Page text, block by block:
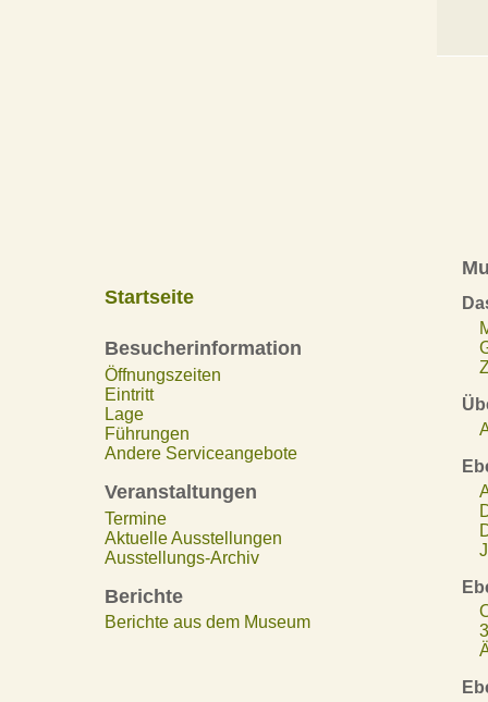
Startseite
Besucherinformation
Öffnungszeiten
Eintritt
Lage
Führungen
Andere Serviceangebote
Veranstaltungen
Termine
Aktuelle Ausstellungen
Ausstellungs-Archiv
Berichte
Berichte aus dem Museum